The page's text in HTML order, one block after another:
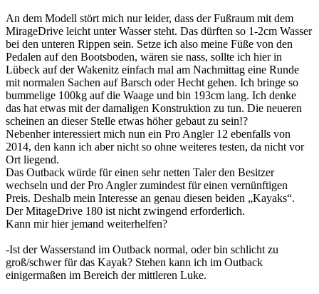
An dem Modell stört mich nur leider, dass der Fußraum mit dem
MirageDrive leicht unter Wasser steht. Das dürften so 1-2cm Wasser
bei den unteren Rippen sein. Setze ich also meine Füße von den
Pedalen auf den Bootsboden, wären sie nass, sollte ich hier in
Lübeck auf der Wakenitz einfach mal am Nachmittag eine Runde
mit normalen Sachen auf Barsch oder Hecht gehen. Ich bringe so
bummelige 100kg auf die Waage und bin 193cm lang. Ich denke
das hat etwas mit der damaligen Konstruktion zu tun. Die neueren
scheinen an dieser Stelle etwas höher gebaut zu sein!?
Nebenher interessiert mich nun ein Pro Angler 12 ebenfalls von
2014, den kann ich aber nicht so ohne weiteres testen, da nicht vor
Ort liegend.
Das Outback würde für einen sehr netten Taler den Besitzer
wechseln und der Pro Angler zumindest für einen vernünftigen
Preis. Deshalb mein Interesse an genau diesen beiden „Kayaks“.
Der MitageDrive 180 ist nicht zwingend erforderlich.
Kann mir hier jemand weiterhelfen?
-Ist der Wasserstand im Outback normal, oder bin schlicht zu
groß/schwer für das Kayak? Stehen kann ich im Outback
einigermaßen im Bereich der mittleren Luke.